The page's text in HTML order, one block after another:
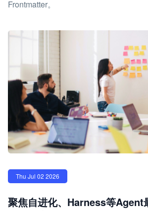
Frontmatter。
Thu Jul 02 2026
聚焦自进化、Harness等Agent